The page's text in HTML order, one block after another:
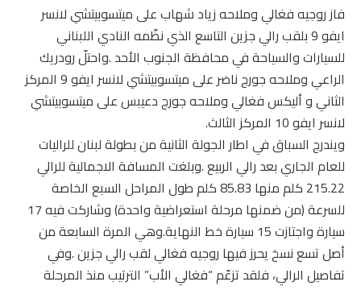
فاز روجيه فغالي وملاحه زياد شهاب على ميتسوبيتشي لانسر
ايفو 9 بلقب رالي جزين التاسع الذي نظّمه النادي اللبناني
للسيارات والسياحة في محافظة الجنوب الأحد .واحتلّ رودريك
الراعي وملاحه جورج ناضر على ميتسوبيتشي لانسر ايفو 9 المركز
الثاني و أليكس فغالي وملاحه جورج دعيبس على ميتسوبيتشي
لانسر ايفو 10 المركز الثالث.
ويندرج السباق في اطار الجولة الثانية من بطولة لبنان للراليات
للعام الجاري بعد رالي الربيع .وبلغت المسافة الاجمالية للرالي
215.22 كلم منها 85.83 كلم طول المراحل السبع الخاصة
للسرعة (من ضمنها مرحلة استعراضية واحدة) وشاركت فيه 17
سيارة واجتازت 15 سيارة خط النهاية.وهي المرة السابعة من
أصل تسع نسخ يحرز فيها روجيه فغالي لقب رالي جزين .وفي
تفاصيل الرالي، فلقد تزعّم “فغالي الأب” الترتيب منذ المرحلة